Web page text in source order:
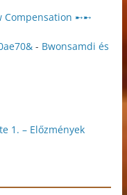
Compensation ➸➸
- Bwonsamdi és
1. – Előzmények